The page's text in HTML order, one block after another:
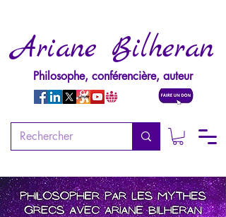
Ariane Bilheran
Philosophe, conférencière, auteur